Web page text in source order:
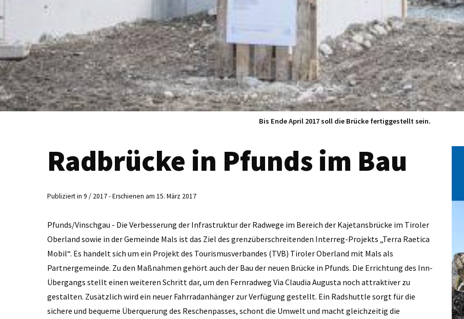
Bis Ende April 2017 soll die Brücke fertiggestellt sein.
Radbrücke in Pfunds im Bau
Publiziert in 9 / 2017 - Erschienen am 15. März 2017
Pfunds/Vinschgau - Die Verbesserung der Infrastruktur der Radwege im Bereich der Kajetansbrücke im Tiroler
Oberland sowie in der Gemeinde Mals ist das Ziel des grenzüberschreitenden Interreg-Projekts „Terra Raetica
Mobil“. Es handelt sich um ein Projekt des Tourismusverbandes (TVB) Tiroler Oberland mit Mals als
Partnergemeinde. Zu den Maßnahmen gehört auch der Bau der neuen Brücke in Pfunds. Die Errichtung des Inn-
Übergangs stellt einen weiteren Schritt dar, um den Fernradweg Via Claudia Augusta noch attraktiver zu
gestalten. Zusätzlich wird ein neuer Fahrradanhänger zur Verfügung gestellt. Ein Radshuttle sorgt für die
sichere und bequeme Überquerung des Reschenpasses, schont die Umwelt und macht gleichzeitig die